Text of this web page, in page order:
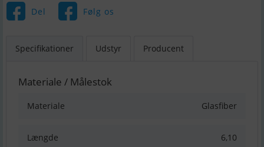
Del Følg os
Specifikationer Udstyr Producent
Materiale / Målestok
Materiale Glasfiber
Længde 6,10